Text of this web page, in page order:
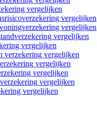
vergelijken
vergelijken
vergelijken
vergelijken
vergelijken
verzekering vergelijken
vergelijken
vergelijken
vergelijken
vergelijken